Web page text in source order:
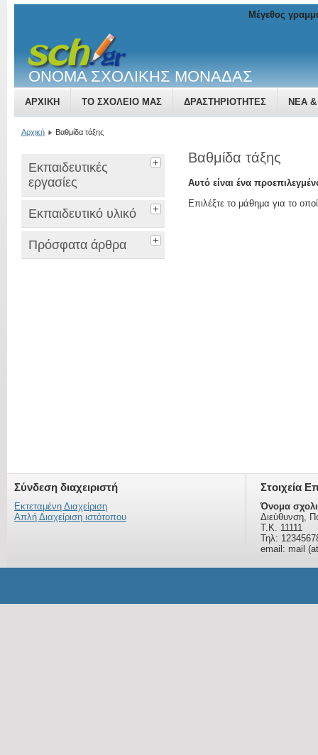
ΟΝΟΜΑ ΣΧΟΛΙΚΗΣ ΜΟΝΑΔΑΣ
ΑΡΧΙΚΉ ΤΟ ΣΧΟΛΕΊΟ ΜΑΣ ΔΡΑΣΤΗΡΙΌΤΗΤΕΣ ΝΈΑ
Μέγεθος
Αρχική Βαθμίδα τάξης
Εκπαιδευτικές
εργασίες
Εκπαιδευτικό υλικό
Πρόσφατα άρθρα
Βαθμίδα τάξης
Αυτό είναι ένα
Επιλέξτε το μάθημα για το
Σύνδεση διαχειριστή
Εκτεταμένη Διαχείριση
Απλή Διαχείριση ιστότοπου
Στοιχεία
Όνομα
Διεύθυνση,
Τ.Κ. 11111
Τηλ:
email: mail